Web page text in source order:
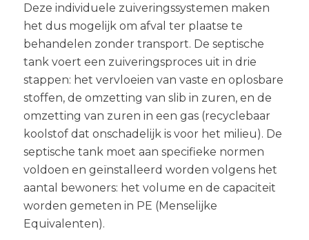
Deze individuele zuiveringssystemen maken
het dus mogelijk om afval ter plaatse te
behandelen zonder transport. De septische
tank voert een zuiveringsproces uit in drie
stappen: het vervloeien van vaste en oplosbare
stoffen, de omzetting van slib in zuren, en de
omzetting van zuren in een gas (recyclebaar
koolstof dat onschadelijk is voor het milieu). De
septische tank moet aan specifieke normen
voldoen en geïnstalleerd worden volgens het
aantal bewoners: het volume en de capaciteit
worden gemeten in PE (Menselijke
Equivalenten).